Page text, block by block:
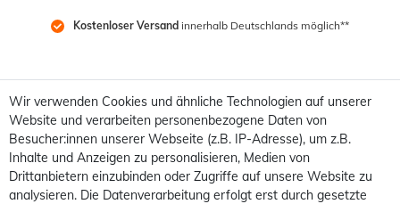
Kostenloser Versand innerhalb Deutschlands möglich**
Wir verwenden Cookies und ähnliche Technologien auf unserer
Website und verarbeiten personenbezogene Daten von
Besucher:innen unserer Webseite (z.B. IP-Adresse), um z.B.
Inhalte und Anzeigen zu personalisieren, Medien von
Drittanbietern einzubinden oder Zugriffe auf unsere Website zu
analysieren. Die Datenverarbeitung erfolgt erst durch gesetzte